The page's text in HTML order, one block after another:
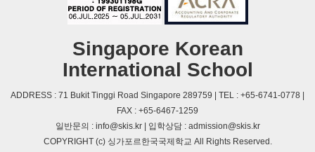
Singapore Korean
International School
ADDRESS : 71 Bukit Tinggi Road Singapore 289759 | TEL : +65-6741-0778 |
FAX : +65-6467-1259
일반문의 : info@skis.kr | 입학상담 : admission@skis.kr
COPYRIGHT (c) 싱가포르한국국제학교 All Rights Reserved.